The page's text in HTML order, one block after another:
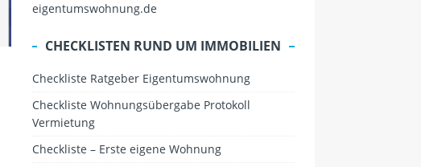
eigentumswohnung.de
CHECKLISTEN RUND UM IMMOBILIEN
Checkliste Ratgeber Eigentumswohnung
Checkliste Wohnungsübergabe Protokoll
Vermietung
Checkliste – Erste eigene Wohnung